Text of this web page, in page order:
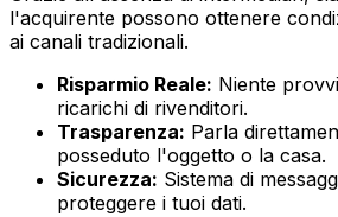
l'acquirente possono ottenere
ai canali tradizionali.
Risparmio Reale: Niente
ricarichi di rivenditori.
Trasparenza: Parla
posseduto l'oggetto o la casa.
Sicurezza: Sistema di
proteggere i tuoi dati.